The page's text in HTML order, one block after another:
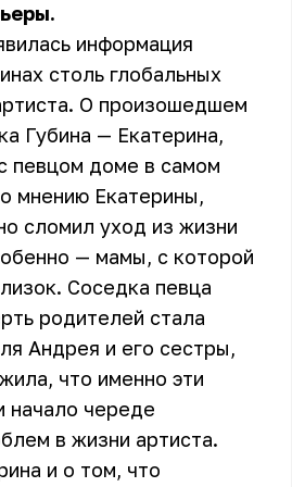
информация
столь глобальных
О произошедшем
Губина — Екатерина,
певцом доме в самом
мнению Екатерины,
сломил уход из жизни
— мамы, с которой
Соседка певца
родителей стала
Андрея и его сестры,
что именно эти
начало череде
в жизни артиста.
и о том, что